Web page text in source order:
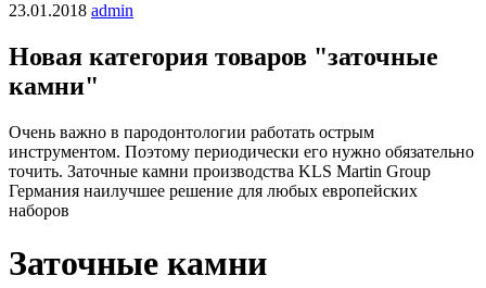
23.01.2018 admin
Новая категория товаров "заточные
камни"
Очень важно в пародонтологии работать острым
инструментом. Поэтому периодически его нужно обязательно
точить. Заточные камни производства KLS Martin Group
Германия наилучшее решение для любых европейских
наборов
Заточные камни